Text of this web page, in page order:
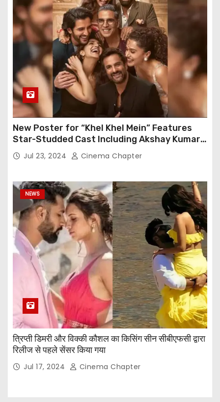
New Poster for “Khel Khel Mein” Features
Star-Studded Cast Including Akshay Kumar,
Taapsee Pannu, Fardeen Khan, and More
Jul 23, 2024 Cinema Chapter
NEWS
त्रिप्ती डिमरी और विक्की कौशल का किसिंग सीन सीबीएफसी द्वारा
रिलीज से पहले सेंसर किया गया
Jul 17, 2024 Cinema Chapter